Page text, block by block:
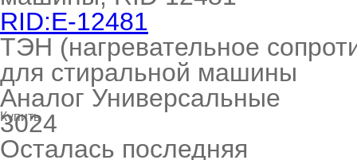
RID:E-12481
ТЭН (нагревательное
для стиральной машины
Аналог Универсальные
Купить
3024
Осталась последняя